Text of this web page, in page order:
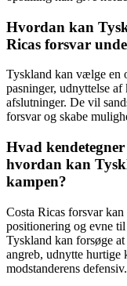
Hvordan kan
Ricas forsvar
Tyskland kan vælge en
pasninger, udnyttelse
afslutninger. De vil
forsvar og skabe
Hvad
hvordan kan
kampen?
Costa Ricas forsvar
positionering og evne
Tyskland kan forsøge
angreb, udnytte hurtige
modstanderens defensiv.